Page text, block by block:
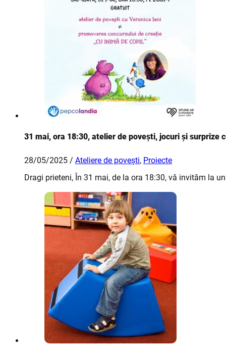
31 mai, ora 18:30, atelier de povești, jocuri și surprize
28/05/2025 / Ateliere de povești, Proiecte
Dragi prieteni, În 31 mai, de la ora 18:30, vă invităm la